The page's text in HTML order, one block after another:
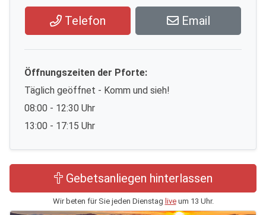
Telefon Email
Öffnungszeiten der Pforte:
Täglich geöffnet - Komm und sieh!
08:00 - 12:30 Uhr
13:00 - 17:15 Uhr
Gebetsanliegen hinterlassen
Wir beten für Sie jeden Dienstag liveum 13 Uhr.